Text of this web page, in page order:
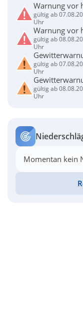
Warnung vor
gültig ab
Uhr
Warnung vor
gültig ab
Uhr
gültig ab
Uhr
gültig ab
Uhr
Momentan kein